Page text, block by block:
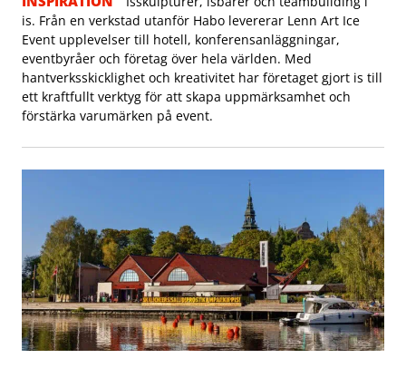
is. Från en verkstad utanför Habo levererar Lenn Art Ice
Event upplevelser till hotell, konferensanläggningar,
eventbyråer och företag över hela världen. Med
hantverksskicklighet och kreativitet har företaget gjort is till
ett kraftfullt verktyg för att skapa uppmärksamhet och
förstärka varumärken på event.